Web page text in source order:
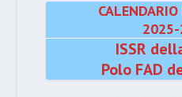
ISSR
Polo FAD